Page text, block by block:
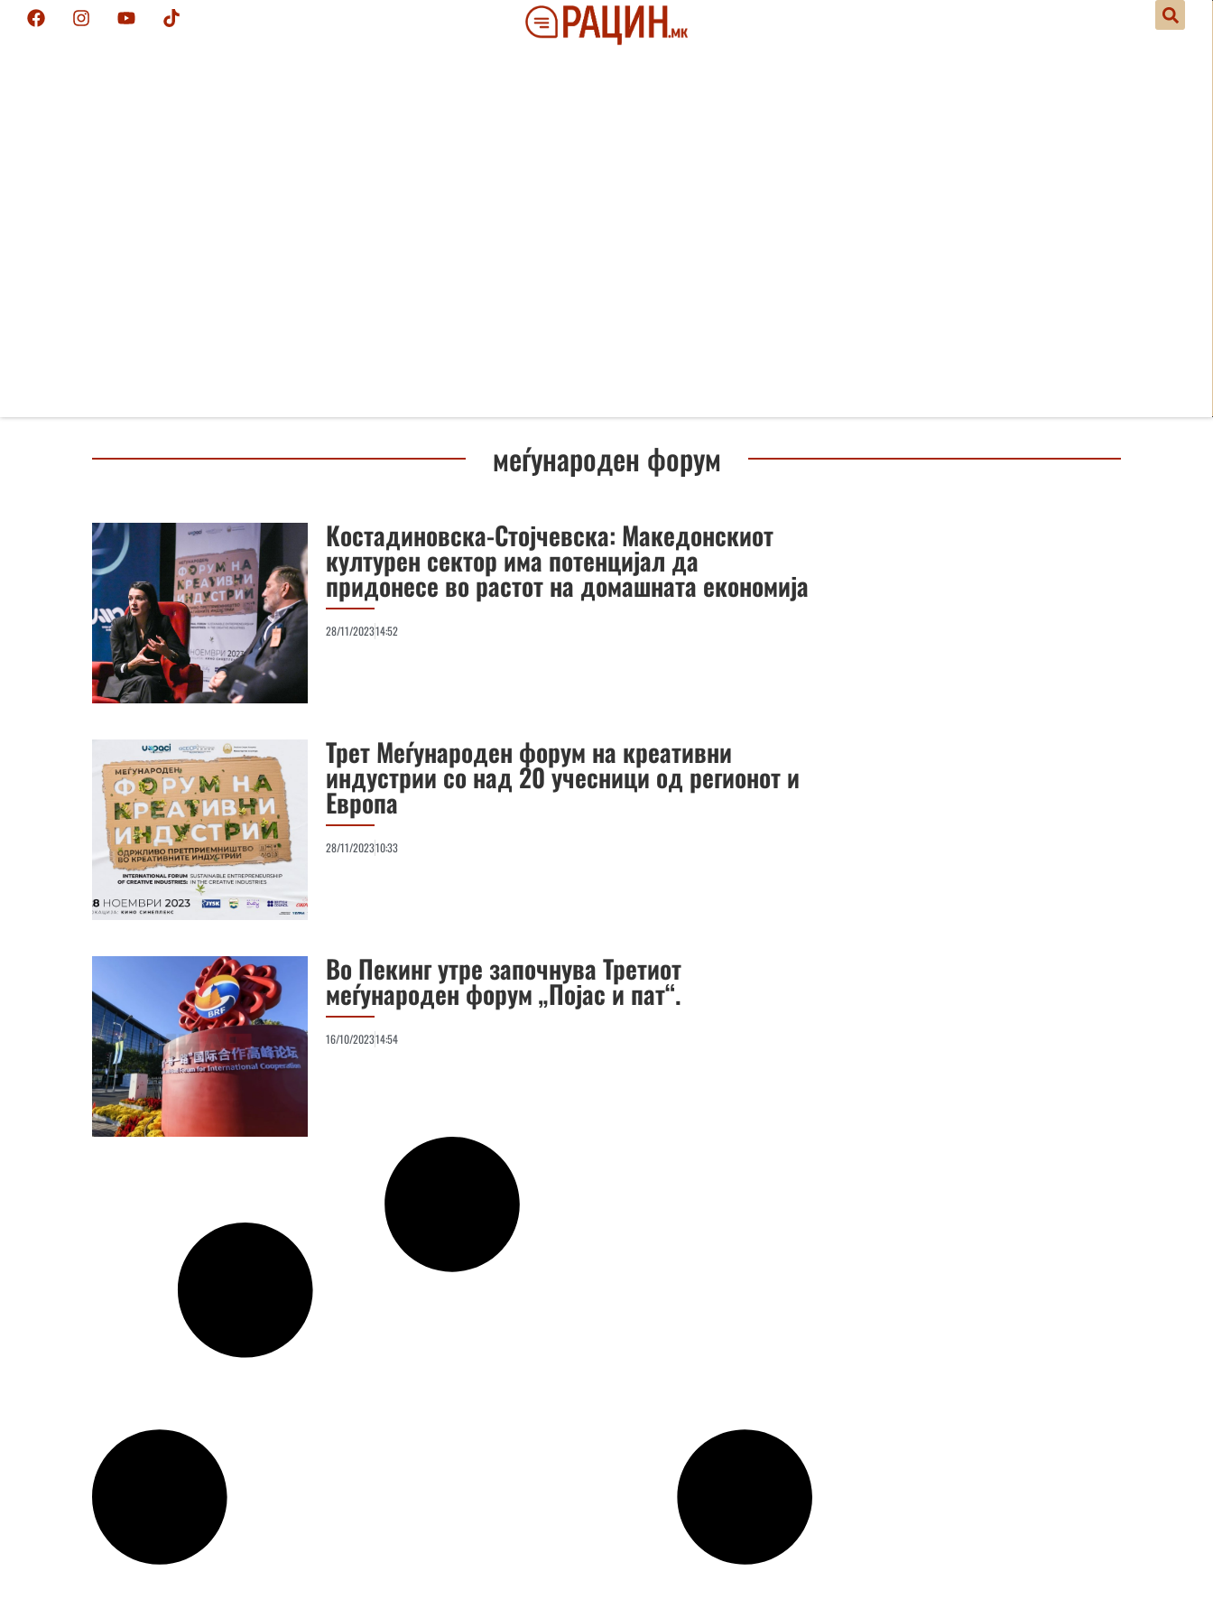
меѓународен форум
Костадиновска-Стојчевска: Македонскиот
културен сектор има потенцијал да
придонесе во растот на домашната економија
28/11/202314:52
Трет Меѓународен форум на креативни
индустрии со над 20 учесници од регионот и
Европа
28/11/202310:33
Во Пекинг утре започнува Третиот
меѓународен форум „Појас и пат“.
16/10/202314:54